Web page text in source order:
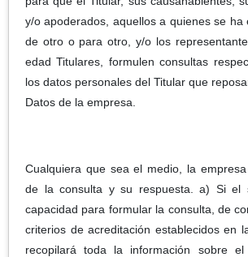
y/o apoderados, aquellos a quienes se ha
de otro o para otro, y/o los
edad Titulares, formulen consultas
los datos personales del Titular que
Datos de la empresa.
Cualquiera que sea el medio, la
de la consulta y su respuesta. a) Si el
capacidad para formular la consulta, de
criterios de acreditación establecidos en
recopilará toda la información sobre